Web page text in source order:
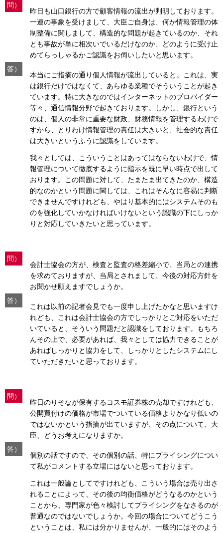
問）
昨日も山口銀行の方で顧客情報の流出が判明しております。
一連の事象を受けまして、大臣ご自身は、何か情報管理の体
制整備に関しまして、構造的な問題が起きているのか、それ
とも事故が単に相次いでいるだけなのか、どのように受け止
めてらっしゃるかご認識をお伺いしたいと思います。
答）
本当にご指摘の通り個人情報が流出していると。これは、実
は銀行だけではなくて、あらゆる業種でそういうことが起き
ています。特に大きなのではインターネットのプロバイダー
等々、通信情報分野で起きております。しかし、銀行という
のは、個人の非常に重要な財政、財務情報を管理するわけで
すから、とりわけ情報管理の責任は大きいと、社会的な責任
は大きいというふうに認識をしています。
我々としては、こういうことはあってはならないわけで、情
報管理について徹底するように指示を既に早い時点で出して
おります。この問題に対して、たまたま出てきたのか、構造
的なのかという問題に関しては、これはそんなに容易に判断
できませんですけれども、やはり基本的にはシステムそのも
のを強化していかなければいけないという認識の下にしっか
りと対応していきたいと思っています。
問）
会計士協会の方が、検査と監査の格差縮小で、当局との連携
を求めておりますが、当局とされまして、今後の対応方針を
お聞かせ願えますでしょうか。
答）
これは以前の記者会見でも一度申し上げたかなと思いますけ
れども、これは会計士協会の方でしっかりとご対応をいただ
いていると、そういう問題だと認識をしております。もちろ
んその上で、必要があれば、我々としては協力できることが
あればしっかりと協力をして、しっかりとしたシステムにし
ていただきたいと思っております。
問）
昨日のりそなが保有するコスモ証券株の売却ですけれども、
公開買付けの価格が市場でついている価格よりかなり低いの
ではないかという指摘が出ていますが、その点について、大
臣、どうお考えになりますか。
答）
個別の話ですので、その個別の話、特にプライシングについ
て私がコメントする立場にはないと思っております。
これは一般論としてですけれども、こういう場合は売り出さ
れることによって、その後の均衡価格がどうなるのかという
ことから、専門家が色々検討してプライシングをなさるのが
普通なのではないでしょうか。今回の場合についてどうこう
ということは、私には分かりませんが、一般的にはそのよう